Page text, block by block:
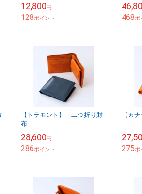
12,800円
128ポイント
スプリ
ー
468ポ
【トラモント】 二つ折り財
布
28,600円
286ポイント
【カ
275ポ